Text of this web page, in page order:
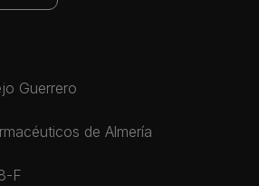
Guerrero
de Almería
F